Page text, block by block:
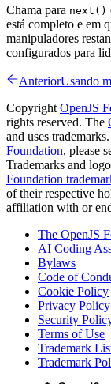
Chama para next()
está completo e em
manipuladores
configurados para
AnteriorUsando
CopyrightOpenJS
rights reserved. The
and uses
Foundation, please
Trademarks and
Foundation
of their respective
affiliation with or
The OpenJS
AI Coding
Bylaws
Code of
Cookie Policy
Privacy Policy
Security
Terms of Use
Trademark
Trademark